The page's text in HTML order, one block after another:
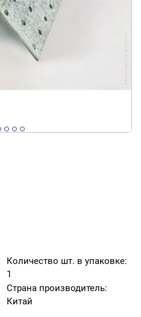
Количество шт. в упаковке:
1
Страна производитель:
Китай